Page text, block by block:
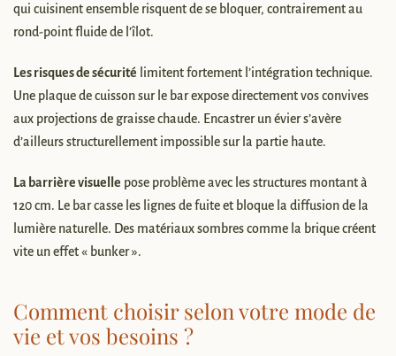
qui cuisinent ensemble risquent de se bloquer, contrairement au
rond-point fluide de l’îlot.
Les risques de sécurité limitent fortement l’intégration technique.
Une plaque de cuisson sur le bar expose directement vos convives
aux projections de graisse chaude. Encastrer un évier s’avère
d’ailleurs structurellement impossible sur la partie haute.
La barrière visuelle pose problème avec les structures montant à
120 cm. Le bar casse les lignes de fuite et bloque la diffusion de la
lumière naturelle. Des matériaux sombres comme la brique créent
vite un effet « bunker ».
Comment choisir selon votre mode de
vie et vos besoins ?